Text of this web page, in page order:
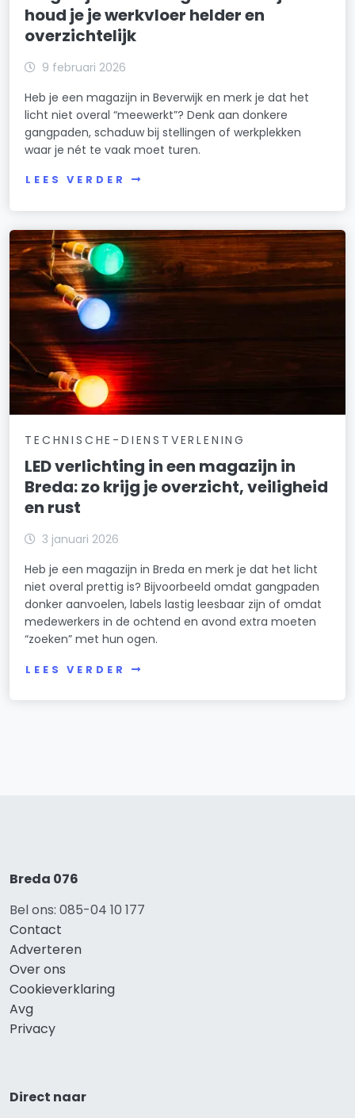
houd je je werkvloer helder en
overzichtelijk
9 februari 2026
Heb je een magazijn in Beverwijk en merk je dat het
licht niet overal “meewerkt”? Denk aan donkere
gangpaden, schaduw bij stellingen of werkplekken
waar je nét te vaak moet turen.
LEES VERDER
TECHNISCHE-DIENSTVERLENING
LED verlichting in een magazijn in
Breda: zo krijg je overzicht, veiligheid
en rust
3 januari 2026
Heb je een magazijn in Breda en merk je dat het licht
niet overal prettig is? Bijvoorbeeld omdat gangpaden
donker aanvoelen, labels lastig leesbaar zijn of omdat
medewerkers in de ochtend en avond extra moeten
“zoeken” met hun ogen.
LEES VERDER
Breda 076
Bel ons: 085-04 10 177
Contact
Adverteren
Over ons
Cookieverklaring
Avg
Privacy
Direct naar